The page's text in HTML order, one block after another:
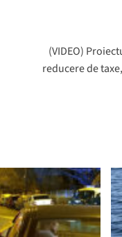
(VIDEO)
reducere de